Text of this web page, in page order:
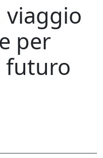
viaggio
per
futuro